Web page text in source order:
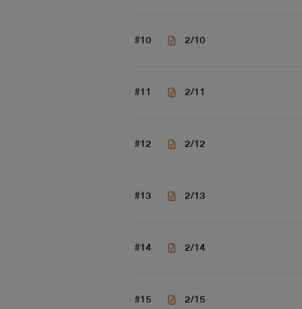
#10 2/10
#11 2/11
#12 2/12
#13 2/13
#14 2/14
#15 2/15